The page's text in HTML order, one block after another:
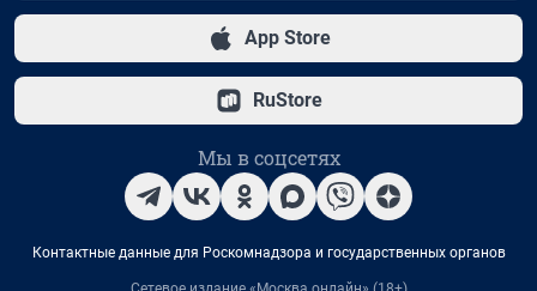
App Store
RuStore
Мы в соцсетях
Контактные данные для Роскомнадзора и государственных органов